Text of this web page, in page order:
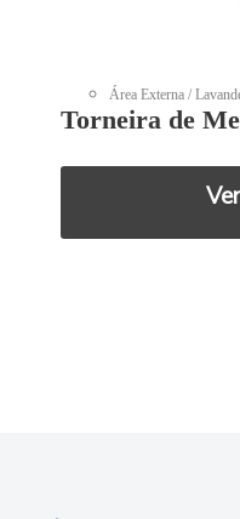
Área Externa /
Torneira de